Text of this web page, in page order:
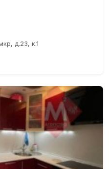
д.23, к.1